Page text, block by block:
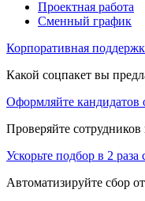
Проектная работа
Сменный график
Корпоративная
Какой соцпакет вы
Оформляйте кандидатов
Проверяйте
Ускорьте подбор в 2 раза
Автоматизируйте сбор